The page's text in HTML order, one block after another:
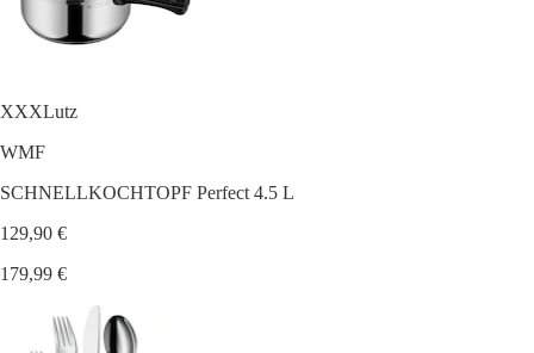
XXXLutz
WMF
SCHNELLKOCHTOPF Perfect 4.5 L
129,90 €
179,99 €